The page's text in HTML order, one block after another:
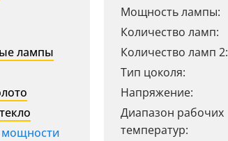
лампы
мощности
Мощность лампы:
Количество ламп:
Количество ламп 2:
Тип цоколя:
Напряжение:
Диапазон рабочих
температур: